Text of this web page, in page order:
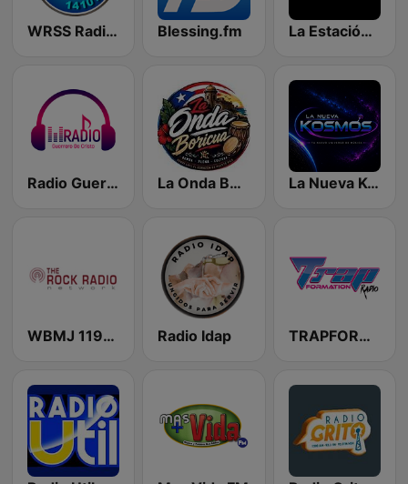
WRSS Radio Progreso 1410 Blessing.fm La Estación 92.1 FM
Radio Guerrero de Cristo La Onda Boricua La Nueva Kosmos
WBMJ 1190 AM Radio Idap TRAPFORMATION Radio